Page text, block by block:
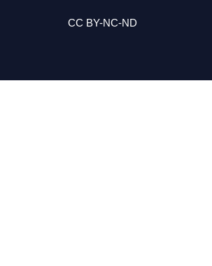
CC BY-NC-ND